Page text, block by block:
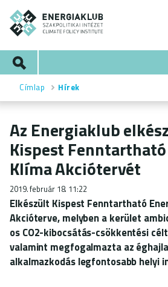
Ugrás
tartalomra
Morzsa
Címlap Hírek
Az Energiaklub
Kispest
Klíma Akciótervét
2019. február 18. 11:22
Elkészült Kispest Fenntartható
Akcióterve, melyben a kerület
os CO2-kibocsátás-csökkentési
valamint megfogalmazta az
alkalmazkodás legfontosabb helyi